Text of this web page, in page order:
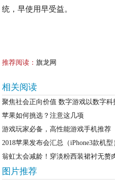
统，早使用早受益。
推荐阅读：旗龙网
相关阅读
聚焦社会正向价值 数字游戏以数字
苹果如何挑选？注意这几项
游戏玩家必备，高性能游戏手机推荐
2018苹果发布会汇总（iPhone3款机型
翁虹太会减龄！穿淡粉西装裙衬无赘
图片推荐